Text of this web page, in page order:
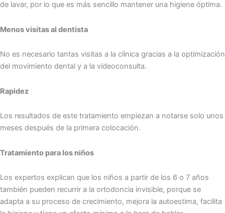
de lavar, por lo que es más sencillo mantener una higiene óptima.
Menos visitas al dentista
No es necesario tantas visitas a la clínica gracias a la optimización
del movimiento dental y a la videoconsulta.
Rapidez
Los resultados de este tratamiento empiezan a notarse solo unos
meses después de la primera colocación.
Tratamiento para los niños
Los expertos explican que los niños a partir de los 6 o 7 años
también pueden recurrir a la ortodoncia invisible, porque se
adapta a su proceso de crecimiento, mejora la autoestima, facilita